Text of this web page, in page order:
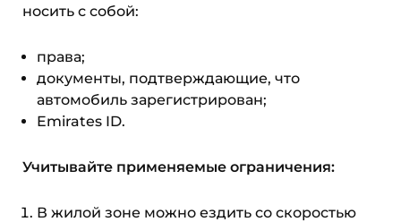
носить с собой:
права;
документы, подтверждающие, что
автомобиль зарегистрирован;
Emirates ID.
Учитывайте применяемые ограничения:
В жилой зоне можно ездить со скоростью